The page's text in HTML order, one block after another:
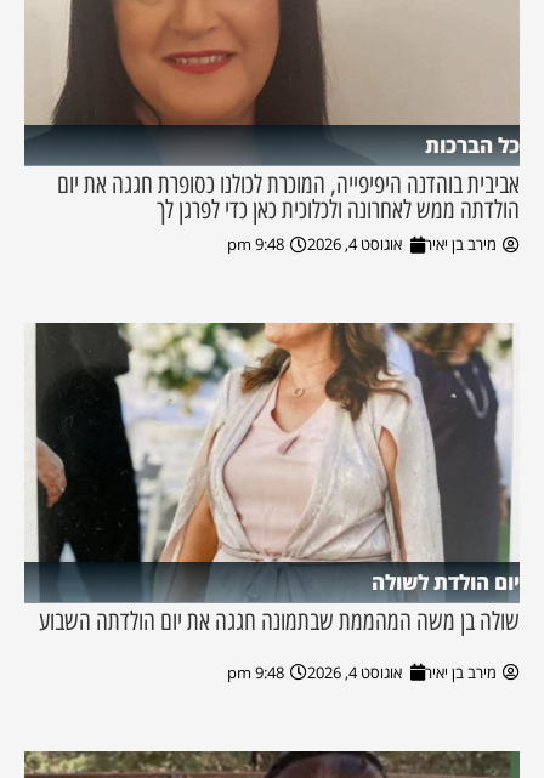
כל הברכות
אביבית בוהדנה היפיפייה, המוכרת לכולנו כסופרת חגגה את יום
הולדתה ממש לאחרונה ולכלוכית כאן כדי לפרגן לך
מירב בן יאיר אוגוסט 4, 2026 9:48 pm
יום הולדת לשולה
שולה בן משה המהממת שבתמונה חגגה את יום הולדתה השבוע
מירב בן יאיר אוגוסט 4, 2026 9:48 pm